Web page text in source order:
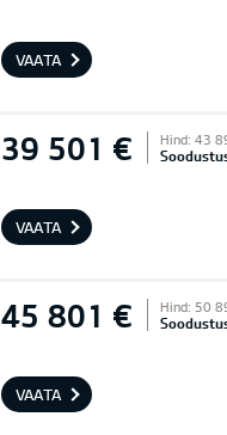
VAATA
39 501 € Hind: 43
VAATA
45 801 € Hind: 50
VAATA